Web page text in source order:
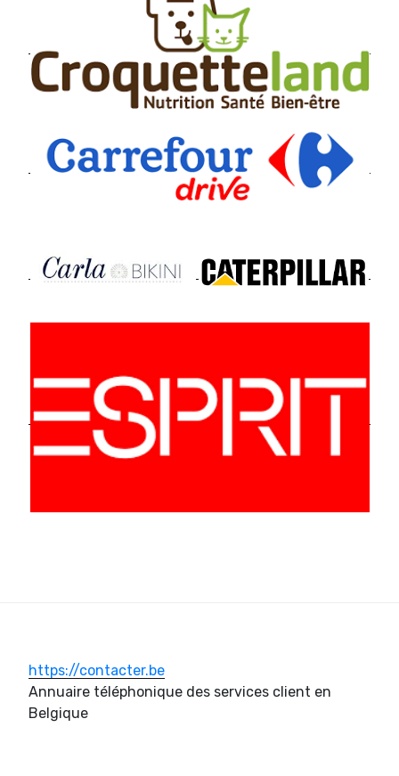
https://contacter.be
Annuaire téléphonique des services client en
Belgique